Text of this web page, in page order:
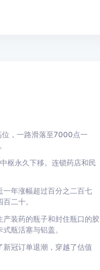
，一路滑落至7000点一
枢永久下移。连锁药店和民
年涨幅超过百分之二百七
二十。
装药的瓶子和封住瓶口的胶
瓶活塞与铝盖。
冠订单退潮，穿越了估值